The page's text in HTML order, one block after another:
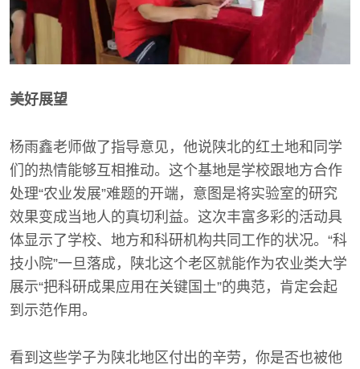
美好展望
杨雨鑫老师做了指导意见，他说陕北的红土地和同学
们的热情能够互相推动。这个基地是学校跟地方合作
处理“农业发展”难题的开端，意图是将实验室的研究
效果变成当地人的真切利益。这次丰富多彩的活动具
体显示了学校、地方和科研机构共同工作的状况。“科
技小院”一旦落成，陕北这个老区就能作为农业类大学
展示“把科研成果应用在关键国土”的典范，肯定会起
到示范作用。
看到这些学子为陕北地区付出的辛劳，你是否也被他